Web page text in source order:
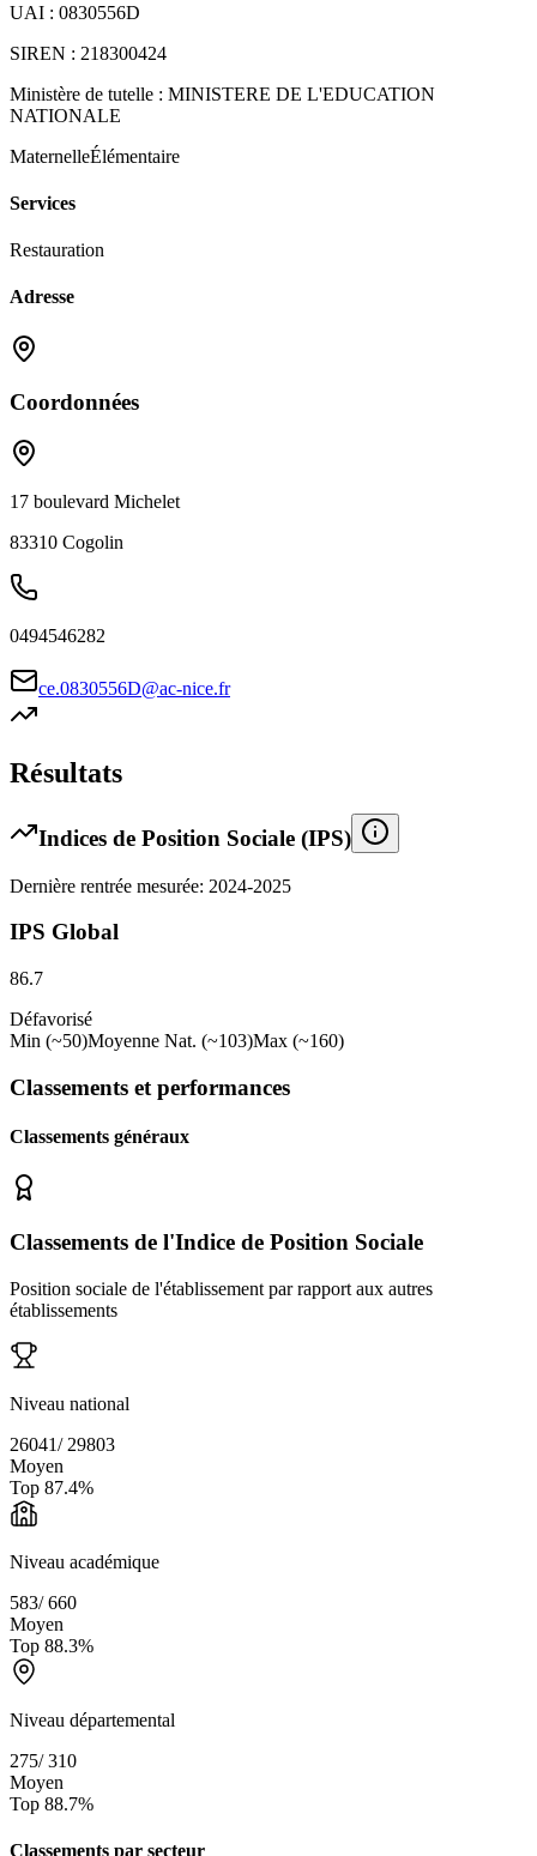
UAI : 0830556D
SIREN : 218300424
Ministère de tutelle : MINISTERE DE L'EDUCATION
NATIONALE
MaternelleÉlémentaire
Services
Restauration
Adresse
Coordonnées
17 boulevard Michelet
83310 Cogolin
0494546282
ce.0830556D@ac-nice.fr
Résultats
Indices de Position Sociale (IPS)
Dernière rentrée mesurée: 2024-2025
IPS Global
86.7
Défavorisé
Min (~50)Moyenne Nat. (~103)Max (~160)
Classements et performances
Classements généraux
Classements de l'Indice de Position Sociale
Position sociale de l'établissement par rapport aux autres
établissements
Niveau national
26041/ 29803
Moyen
Top 87.4%
Niveau académique
583/660
Moyen
Top 88.3%
Niveau départemental
275/310
Moyen
Top 88.7%
Classements par secteur